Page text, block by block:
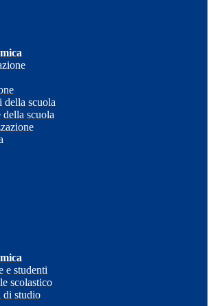
della scuola
della scuola
e studenti
scolastico
di studio